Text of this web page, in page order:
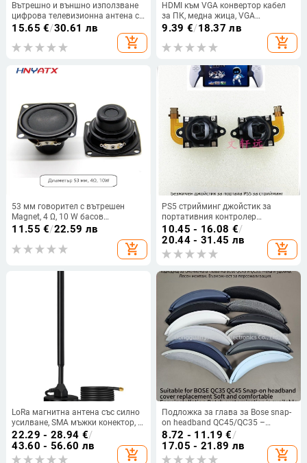
Вътрешно и външно използване
цифрова телевизионна антена с
DTMB, HDTV приемане и
15.65 €/30.61 лв
add_shopping_cart
HDMI към VGA конвертор кабел
за ПК, медна жица, VGA
интерфейс
9.39 €/18.37 лв
add_shopping_cart
53 мм говорител с вътрешен
Magnet, 4 Ω, 10 W басов
мултимедиен високоговорител
11.55 €/22.59 лв
add_shopping_cart
PS5 стрийминг джойстик за
портативния контролер
PlayStation Portal — ляв и десен
джойстик, кабелен интерфейс,
съвместим с PS5 Portal
контролер, пластмаса и метал
10.45 - 16.08 €/
20.44 - 31.45 лв
add_shopping_cart
LoRa магнитна антена със силно
усилване, SMA мъжки конектор, 3
m кабел, медна пръчка, диапазон
800–960 MHz, 868/915 MHz
22.29 - 28.94 €/
43.60 - 56.60 лв
add_shopping_cart
Подложка за глава за Bose snap-
on headband QC45/QC35 –
имитационна кожа, лесен
монтаж, унисекс
8.72 - 11.19 €/
17.05 - 21.89 лв
add_shopping_cart